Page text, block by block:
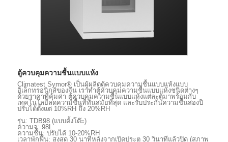
ตู้ควบคุมความชื้นแบบแห้ง
Climatest Symor® เป็นผู้ผลิตตู้ควบคุมความชื้นแบบแห้งแบบ
อิเล็กทรอนิกส์ของจีน เราทำตู้ควบคุมความชื้นแบบแห้งชนิดต่างๆ
ด้วยราคาที่คุ้มค่า ตู้ควบคุมความชื้นแบบแห้งแต่ละตู้มาพร้อมกับ
เทคโนโลยีลดความชื้นที่ทันสมัยที่สุด และรับประกันความชื้นสองปี
ปรับได้ตั้งแต่ 10%RH ถึง 20%RH
รุ่น: TDB98 (แบบตั้งโต๊ะ)
ความจุ: 98L
ความชื้น: ปรับได้ 10-20%RH
เวลาพักฟื้น: สูงสุด 30 นาทีหลังจากเปิดประตู 30 วินาทีแล้วปิด (สภาพ